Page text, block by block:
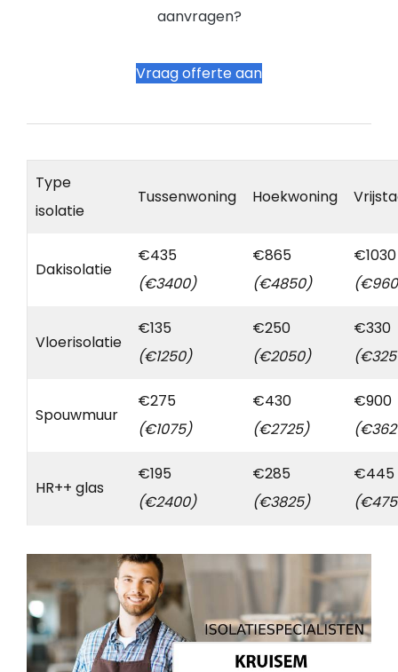
aanvragen?
Vraag offerte aan
Type
isolatie
Tussenwoning Hoekwoning
Dakisolatie
€435
(€3400)
€865
(€4850)
€1030
Vloerisolatie
€135
(€1250)
€250
(€2050)
€330
Spouwmuur
€275
(€1075)
€430
(€2725)
€900
HR++ glas
€195
(€2400)
€285
(€3825)
€445